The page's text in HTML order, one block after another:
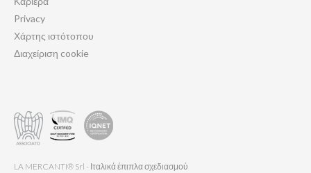
Privacy
Χάρτης ιστότοπου
Διαχείριση cookie
LA MERCANTI® Srl - Ιταλικά έπιπλα σχεδιασμού